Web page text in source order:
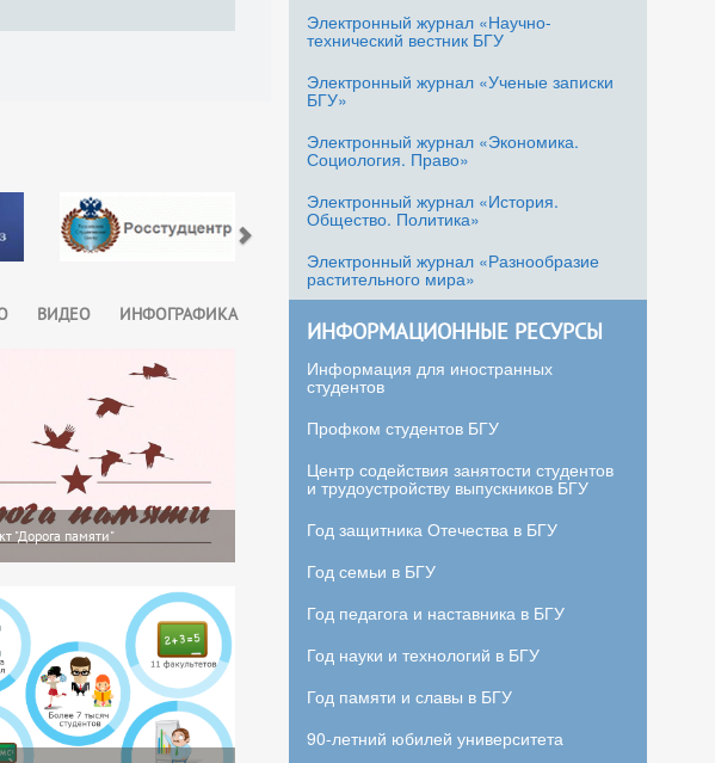
ИНФОГРАФИКА
ВИДЕО
"Дорога памяти"
Электронный журнал «Научно-
технический вестник БГУ
Электронный журнал «Ученые записки
БГУ»
Электронный журнал «Экономика.
Социология. Право»
Электронный журнал «История.
Общество. Политика»
Электронный журнал «Разнообразие
растительного мира»
ИНФОРМАЦИОННЫЕ РЕСУРСЫ
Информация для иностранных
студентов
Профком студентов БГУ
Центр содействия занятости студентов
и трудоустройству выпускников БГУ
Год защитника Отечества в БГУ
Год семьи в БГУ
Год педагога и наставника в БГУ
Год науки и технологий в БГУ
Год памяти и славы в БГУ
90-летний юбилей университета